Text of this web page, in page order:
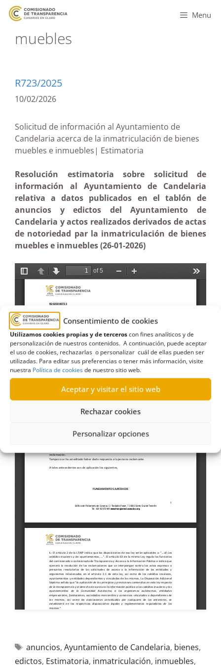
Consentimiento de cookies
Utilizamos cookies propias y de terceroscon fines analíticos y de
personalización de nuestros contenidos. A continuación, puede aceptar
el uso de cookies, rechazarlas o personalizar cuál de ellas pueden ser
utilizadas. Para editar sus preferencias o tener más información, visite
nuestra Política de cookiesde nuestro sitio web.
Aceptar y visitar el sitio web
Rechazar cookies
Personalizar opciones
Menu
muebles
R723/2025
10/02/2026
Solicitud de información al Ayuntamiento de
Candelaria acerca de la inmatriculación de bienes
muebles e inmuebles| Estimatoria
Resolución estimatoria sobre solicitud de
información al Ayuntamiento de Candelaria
relativa a datos publicados en el tablón de
anuncios y edictos del Ayuntamiento de
Candelaria y actos realizados derivados de actas
de notoriedad par la inmatriculación de bienes
muebles e inmuebles (26-01-2026)
anuncios, Ayuntamiento de Candelaria, bienes,
edictos, Estimatoria, inmatriculación, inmuebles,